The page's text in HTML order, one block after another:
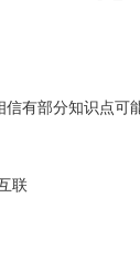
有部分知识点
联